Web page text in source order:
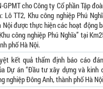
GPMT cho Công ty Cổ phần Tập
TT2, Khu công nghiệp Phú
Nội được thực hiện các hoạt động
công nghiệp Phú Nghĩa” tại
phố Hà Nội.
kết quả thẩm định báo cáo
Dự án “Đầu tư xây dựng và kinh
nghiệp Đông Anh, thành phố Hà